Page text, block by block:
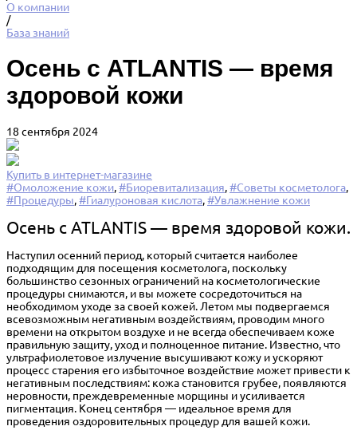
О компании
/
База знаний
Осень с ATLANTIS — время
здоровой кожи
18 сентября 2024
Купить в интернет-магазине
#Омоложение кожи,#Биоревитализация,#Советы косметолога,
#Процедуры,#Гиалуроновая кислота,#Увлажнение кожи
Осень с ATLANTIS — время здоровой кожи.
Наступил осенний период, который считается наиболее
подходящим для посещения косметолога, поскольку
большинство сезонных ограничений на косметологические
процедуры снимаются, и вы можете сосредоточиться на
необходимом уходе за своей кожей. Летом мы подвергаемся
всевозможным негативным воздействиям, проводим много
времени на открытом воздухе и не всегда обеспечиваем коже
правильную защиту, уход и полноценное питание. Известно, что
ультрафиолетовое излучение высушивают кожу и ускоряют
процесс старения его избыточное воздействие может привести к
негативным последствиям: кожа становится грубее, появляются
неровности, преждевременные морщины и усиливается
пигментация. Конец сентября — идеальное время для
проведения оздоровительных процедур для вашей кожи.